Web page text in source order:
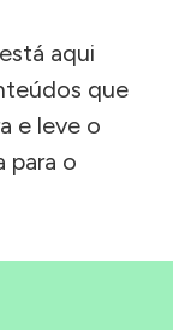
aqui
que
e leve o
para o